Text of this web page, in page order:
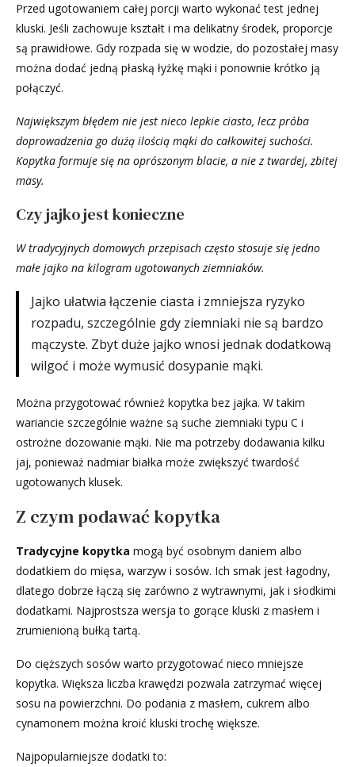
Przed ugotowaniem całej porcji warto wykonać test jednej
kluski. Jeśli zachowuje kształt i ma delikatny środek, proporcje
są prawidłowe. Gdy rozpada się w wodzie, do pozostałej masy
można dodać jedną płaską łyżkę mąki i ponownie krótko ją
połączyć.
Największym błędem nie jest nieco lepkie ciasto, lecz próba
doprowadzenia go dużą ilością mąki do całkowitej suchości.
Kopytka formuje się na oprószonym blacie, a nie z twardej, zbitej
masy.
Czy jajko jest konieczne
W tradycyjnych domowych przepisach często stosuje się jedno
małe jajko na kilogram ugotowanych ziemniaków.
Jajko ułatwia łączenie ciasta i zmniejsza ryzyko
rozpadu, szczególnie gdy ziemniaki nie są bardzo
mączyste. Zbyt duże jajko wnosi jednak dodatkową
wilgoć i może wymusić dosypanie mąki.
Można przygotować również kopytka bez jajka. W takim
wariancie szczególnie ważne są suche ziemniaki typu C i
ostrożne dozowanie mąki. Nie ma potrzeby dodawania kilku
jaj, ponieważ nadmiar białka może zwiększyć twardość
ugotowanych klusek.
Z czym podawać kopytka
Tradycyjne kopytka mogą być osobnym daniem albo
dodatkiem do mięsa, warzyw i sosów. Ich smak jest łagodny,
dlatego dobrze łączą się zarówno z wytrawnymi, jak i słodkimi
dodatkami. Najprostsza wersja to gorące kluski z masłem i
zrumienioną bułką tartą.
Do cięższych sosów warto przygotować nieco mniejsze
kopytka. Większa liczba krawędzi pozwala zatrzymać więcej
sosu na powierzchni. Do podania z masłem, cukrem albo
cynamonem można kroić kluski trochę większe.
Najpopularniejsze dodatki to: